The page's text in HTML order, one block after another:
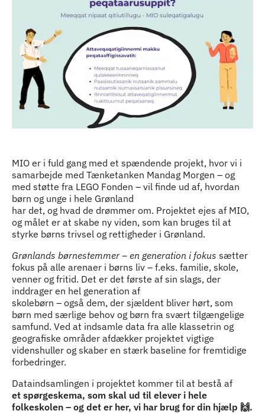
Indhold
MIO er i fuld gang med et spændende projekt, hvor vi i
samarbejde med Tænketanken Mandag Morgen – og
med støtte fra LEGO Fonden – vil finde ud af, hvordan
børn og unge i hele Grønland
har det, og hvad de drømmer om. Projektet ejes af MIO,
og målet er at skabe ny viden, som kan bruges til at
styrke børns trivsel og rettigheder i Grønland.
Grønlands børnestemmer – en generation i fokus sætter
fokus på alle arenaer i børns liv – f.eks. familie, skole,
venner og fritid. Det er det første af sin slags, der
inddrager en hel generation af
skolebørn – også dem, der sjældent bliver hørt, som
børn med særlige behov og børn fra svært tilgængelige
samfund. Ved at indsamle data fra alle klassetrin og
geografiske områder afdækker projektet vigtige
videnshuller og skaber en stærk baseline for fremtidige
forbedringer.
Dataindsamlingen i projektet kommer til at bestå af
et spørgeskema, som skal ud til elever i hele
folkeskolen – og det er her, vi har brug for din hjælp 🙌.